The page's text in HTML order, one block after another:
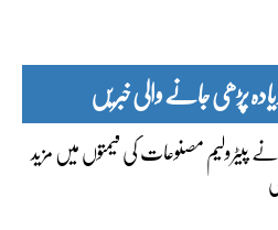
پڑھی جانے والی خبریں
مصنوعات کی قیمتوں میں مزید